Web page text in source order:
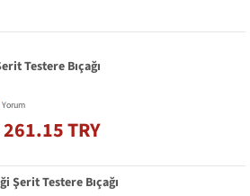
Testere Bıçağı
Yorum
261.15 TRY
Şerit Testere Bıçağı